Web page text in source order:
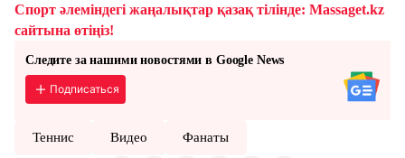
Спорт әлеміндегі жаңалықтар қазақ тілінде: Massaget.kz
сайтына өтіңіз!
Следите за нашими новостями в Google News
Подписаться
Теннис Видео Фанаты